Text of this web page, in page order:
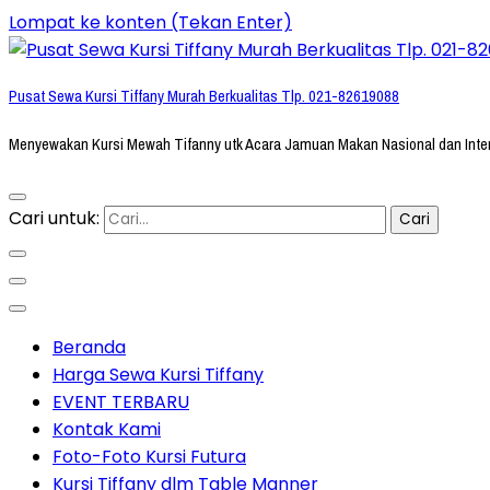
Lompat ke konten (Tekan Enter)
Pusat Sewa Kursi Tiffany Murah Berkualitas Tlp. 021-82619088
Menyewakan Kursi Mewah Tifanny utk Acara Jamuan Makan Nasional dan
Cari untuk:
Beranda
Harga Sewa Kursi Tiffany
EVENT TERBARU
Kontak Kami
Foto-Foto Kursi Futura
Kursi Tiffany dlm Table Manner